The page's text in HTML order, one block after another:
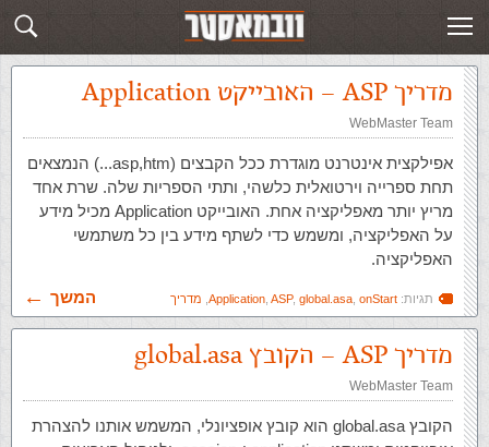
תגית: onStart פוסטים חדשים
מדריך ASP – האובייקט Application
WebMaster Team
אפילקצית אינטרנט מוגדרת ככל הקבצים (asp,htm...) הנמצאים
תחת ספרייה וירטואלית כלשהי, ותתי הספריות שלה. שרת אחד
מריץ יותר מאפליקציה אחת. האובייקט Application מכיל מידע
על האפליקציה, ומשמש כדי לשתף מידע בין כל משתמשי
האפליקציה.
תגיות: Application ASP, global.asa onStart מדריך המשך
מדריך ASP – הקובץ global.asa
WebMaster Team
הקובץ global.asa הוא קובץ אופציונלי, המשמש אותנו להצהרת